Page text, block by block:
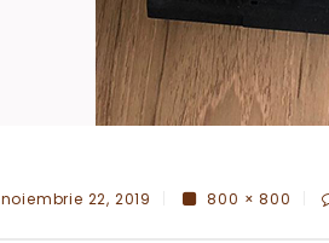
noiembrie 22, 2019 800 × 800